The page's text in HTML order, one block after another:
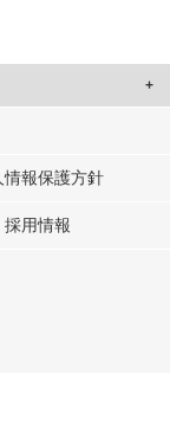
コンテンツや広告の
しています。
情報保護方針
採用情報